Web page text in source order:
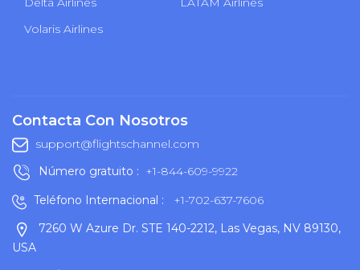
Volaris Airlines
Contacta Con Nosotros
support@flightschannel.com
Número gratuito : +1-844-609-9922
Teléfono Internacional :
+1-702-637-7606
7260 W Azure Dr. STE 140-2212, Las Vegas, NV 89130,
USA